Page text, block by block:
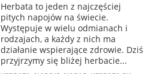
Herbata to jeden z najczęściej
pitych napojów na świecie.
Występuje w wielu odmianach i
rodzajach, a każdy z nich ma
działanie wspierające zdrowie. Dziś
przyjrzymy się bliżej herbacie...